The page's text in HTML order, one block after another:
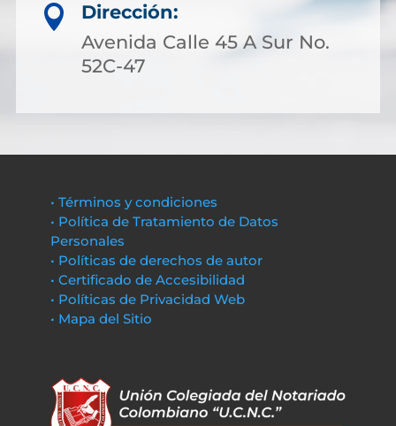

Dirección:
Avenida Calle 45 A Sur No.
52C-47
• Términos y condiciones
• Política de Tratamiento de Datos
Personales
• Políticas de derechos de autor
• Certificado de Accesibilidad
• Políticas de Privacidad Web
• Mapa del Sitio